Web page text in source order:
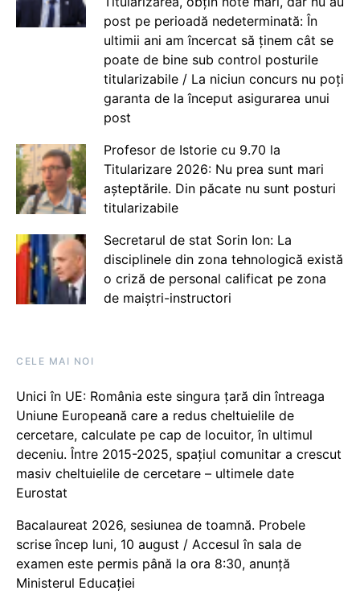
post pe perioadă nedeterminată: În
ultimii ani am încercat să ținem cât se
poate de bine sub control posturile
titularizabile / La niciun concurs nu poți
garanta de la început asigurarea unui
post
Profesor de Istorie cu 9.70 la
Titularizare 2026: Nu prea sunt mari
așteptările. Din păcate nu sunt posturi
titularizabile
Secretarul de stat Sorin Ion: La
disciplinele din zona tehnologică există
o criză de personal calificat pe zona
de maiștri-instructori
CELE MAI NOI
Unici în UE: România este singura țară din întreaga
Uniune Europeană care a redus cheltuielile de
cercetare, calculate pe cap de locuitor, în ultimul
deceniu. Între 2015-2025, spațiul comunitar a crescut
masiv cheltuielile de cercetare – ultimele date
Eurostat
Bacalaureat 2026, sesiunea de toamnă. Probele
scrise încep luni, 10 august / Accesul în sala de
examen este permis până la ora 8:30, anunță
Ministerul Educației